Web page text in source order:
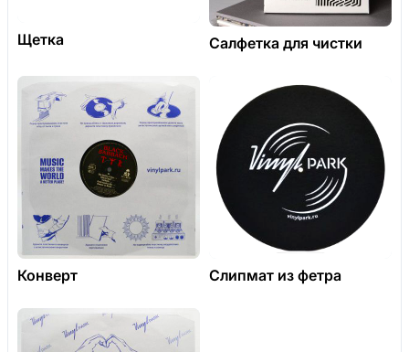
Щетка Салфетка для чистки
Конверт Слипмат из фетра